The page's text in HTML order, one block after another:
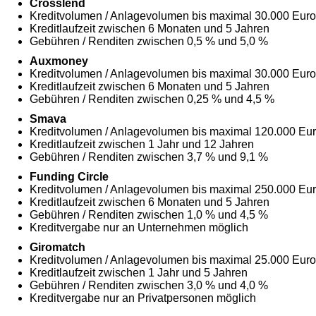
Crosslend
Kreditvolumen / Anlagevolumen bis maximal 30.000 Euro
Kreditlaufzeit zwischen 6 Monaten und 5 Jahren
Gebühren / Renditen zwischen 0,5 % und 5,0 %
Auxmoney
Kreditvolumen / Anlagevolumen bis maximal 30.000 Euro
Kreditlaufzeit zwischen 6 Monaten und 5 Jahren
Gebühren / Renditen zwischen 0,25 % und 4,5 %
Smava
Kreditvolumen / Anlagevolumen bis maximal 120.000
Kreditlaufzeit zwischen 1 Jahr und 12 Jahren
Gebühren / Renditen zwischen 3,7 % und 9,1 %
Funding Circle
Kreditvolumen / Anlagevolumen bis maximal 250.000
Kreditlaufzeit zwischen 6 Monaten und 5 Jahren
Gebühren / Renditen zwischen 1,0 % und 4,5 %
Kreditvergabe nur an Unternehmen möglich
Giromatch
Kreditvolumen / Anlagevolumen bis maximal 25.000 Euro
Kreditlaufzeit zwischen 1 Jahr und 5 Jahren
Gebühren / Renditen zwischen 3,0 % und 4,0 %
Kreditvergabe nur an Privatpersonen möglich